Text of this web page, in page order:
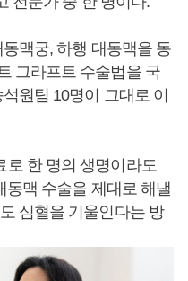
맥궁, 하행 대동맥을 동
그라프트 수술법을 국
원팀 10명이 그대로 이
로 한 명의 생명이라도
동맥 수술을 제대로 해낼
심혈을 기울인다는 방